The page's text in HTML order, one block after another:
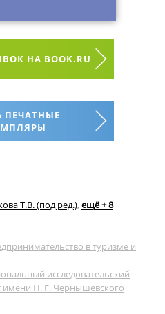
НА BOOK.RU
ПЕЧАТНЫЕ
Т.В. (под ред.), ещё + 8
в туризме и
исследовательский
имени Н. Г. Чернышевского